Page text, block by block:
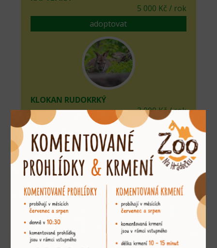
5 000 Kč / rok
adoptovat
KLOKAN RUDOKRKÝ
3 000 Kč / rok
adoptovat
KLOKAN URU
2 500 Kč / rok
adoptovat